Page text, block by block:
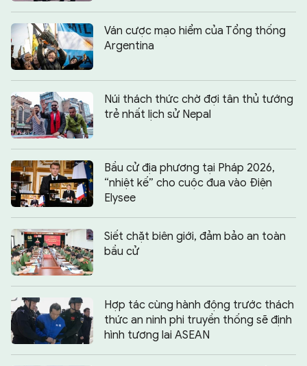
Ván cược mạo hiểm của Tổng thống
Argentina
Núi thách thức chờ đợi tân thủ tướng
trẻ nhất lịch sử Nepal
Bầu cử địa phương tại Pháp 2026,
“nhiệt kế” cho cuộc đua vào Điện
Elysee
Siết chặt biên giới, đảm bảo an toàn
bầu cử
Hợp tác cùng hành động trước thách
thức an ninh phi truyền thống sẽ định
hình tương lai ASEAN